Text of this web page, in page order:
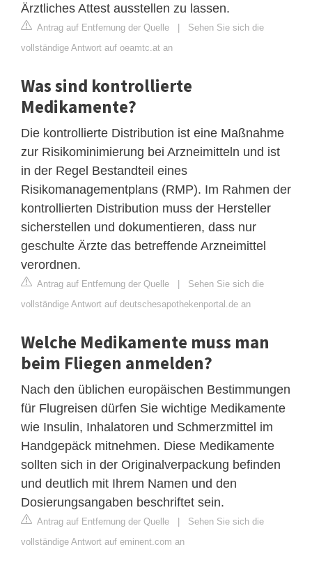
Ärztliches Attest ausstellen zu lassen.
Antrag auf Entfernung der Quelle | Sehen Sie sich die
vollständige Antwort auf oeamtc.at an
Was sind kontrollierte
Medikamente?
Die kontrollierte Distribution ist eine Maßnahme
zur Risikominimierung bei Arzneimitteln und ist
in der Regel Bestandteil eines
Risikomanagementplans (RMP). Im Rahmen der
kontrollierten Distribution muss der Hersteller
sicherstellen und dokumentieren, dass nur
geschulte Ärzte das betreffende Arzneimittel
verordnen.
Antrag auf Entfernung der Quelle | Sehen Sie sich die
vollständige Antwort auf deutschesapothekenportal.de an
Welche Medikamente muss man
beim Fliegen anmelden?
Nach den üblichen europäischen Bestimmungen
für Flugreisen dürfen Sie wichtige Medikamente
wie Insulin, Inhalatoren und Schmerzmittel im
Handgepäck mitnehmen. Diese Medikamente
sollten sich in der Originalverpackung befinden
und deutlich mit Ihrem Namen und den
Dosierungsangaben beschriftet sein.
Antrag auf Entfernung der Quelle | Sehen Sie sich die
vollständige Antwort auf eminent.com an